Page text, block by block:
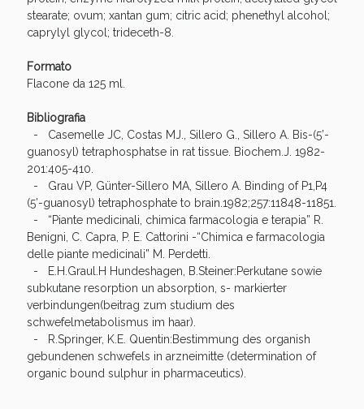
stearate; ovum; xantan gum; citric acid; phenethyl alcohol;
caprylyl glycol; trideceth-8.
Formato
Flacone da 125 ml.
Bibliografia
- Casemelle JC, Costas MJ., Sillero G., Sillero A. Bis-(5’-
guanosyl) tetraphosphatse in rat tissue. Biochem.J. 1982-
201:405-410.
- Grau VP, Günter-Sillero MA, Sillero A. Binding of P1,P4
(5’-guanosyl) tetraphosphate to brain.1982;257:11848-11851.
- “Piante medicinali, chimica farmacologia e terapia” R.
Benigni, C. Capra, P. E. Cattorini -“Chimica e farmacologia
delle piante medicinali” M. Perdetti.
- E.H.Graul.H Hundeshagen, B.Steiner:Perkutane sowie
subkutane resorption un absorption, s- markierter
verbindungen(beitrag zum studium des
schwefelmetabolismus im haar).
- R.Springer, K.E. Quentin:Bestimmung des organish
gebundenen schwefels in arzneimitte (determination of
organic bound sulphur in pharmaceutics).